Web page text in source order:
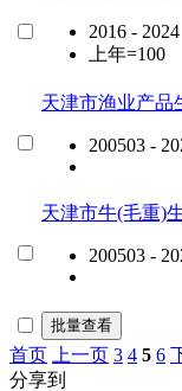
2016 - 2024
上年=100
天津市渔业产品
200503 -
天津市牛(毛重)
200503 -
批量查看
首页 上一页 3 4 5 6
分享到